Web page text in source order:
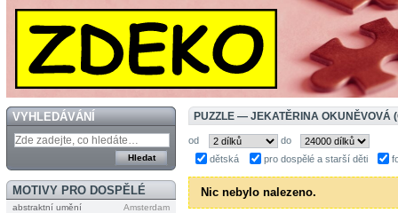
VYHLEDÁVÁNÍ
MOTIVY PRO DOSPĚLÉ
abstraktní umění Amsterdam
PUZZLE — JEKATĚRINA OKUNĚVOVÁ
od
do
dětská
pro dospělé a starší děti
Nic nebylo nalezeno.